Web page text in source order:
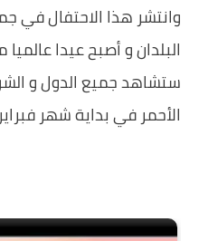
وانتشر هذا الاحتفال في
البلدان و أصبح عيدا
ستشاهد جميع الدول و
الأحمر في بداية شهر